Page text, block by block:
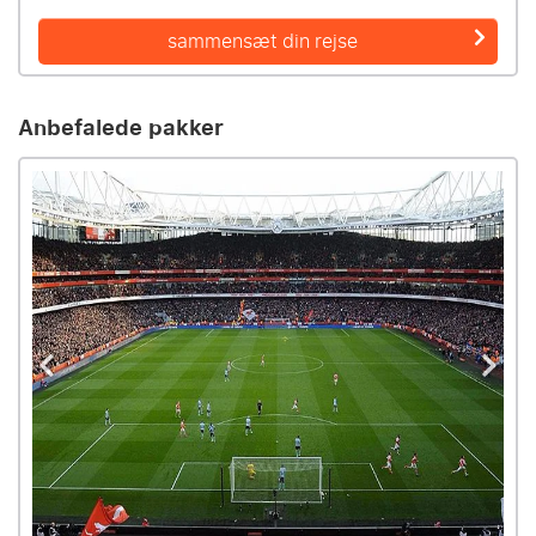
sammensæt din rejse
Anbefalede pakker